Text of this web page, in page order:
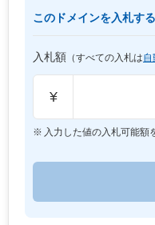
このドメインを入札す
入札額 （すべての入札は自
¥
入力した値の入札可能額